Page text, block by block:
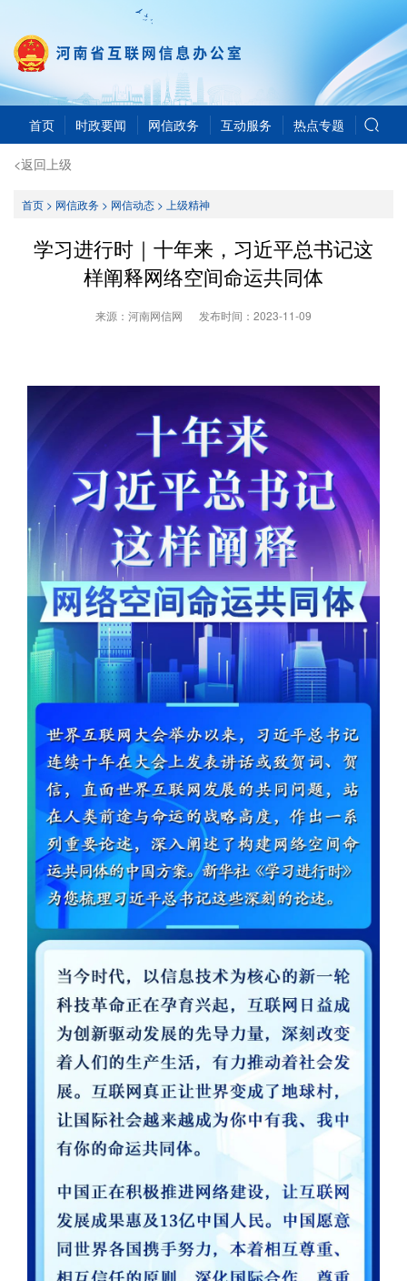
首页 时政要闻 网信政务 互动服务 热点专题
<返回上级
首页> 网信政务> 网信动态> 上级精神
学习进行时｜十年来，习近平总书记这
样阐释网络空间命运共同体
来源：河南网信网 发布时间： 2023-11-09